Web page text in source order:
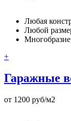
Любая
Любой
+
Гаражные
от 1200 руб/м2